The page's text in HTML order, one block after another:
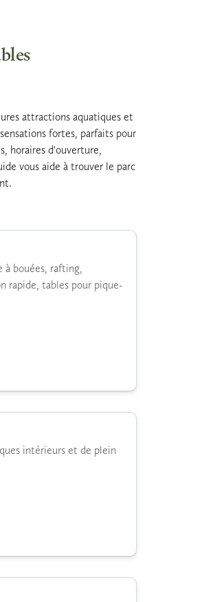
attractions aquatiques et
fortes, parfaits pour
horaires d'ouverture,
vous aide à trouver le parc
à bouées, rafting,
rapide, tables pour pique-
intérieurs et de plein